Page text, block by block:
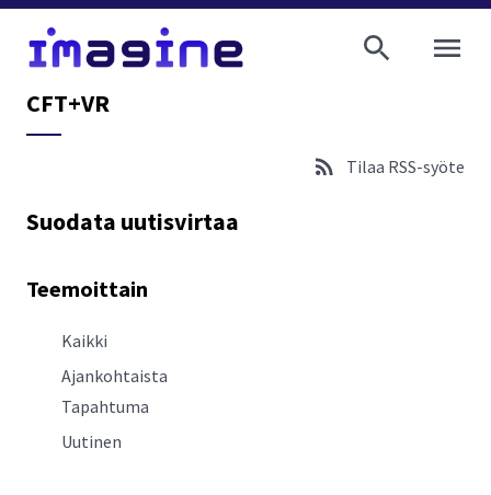
CFT+VR
Suodata uutisvirtaa
Teemoittain
Kaikki
Ajankohtaista
Tapahtuma
Uutinen
Tilaa RSS-syöte